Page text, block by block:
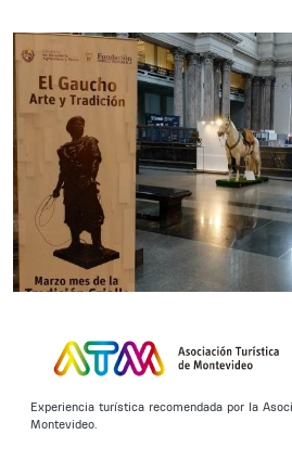
Experiencia turística recomendada por la
Montevideo.